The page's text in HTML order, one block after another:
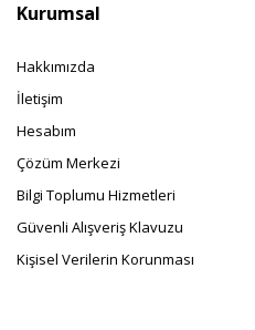
Kurumsal
Hakkımızda
İletişim
Hesabım
Çözüm Merkezi
Bilgi Toplumu Hizmetleri
Güvenli Alışveriş Klavuzu
Kişisel Verilerin Korunması